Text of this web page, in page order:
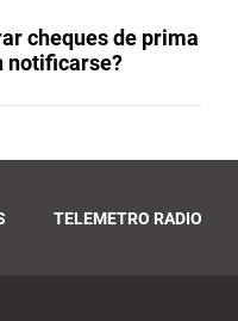
cheques de prima
notificarse?
TELEMETRO RADIO